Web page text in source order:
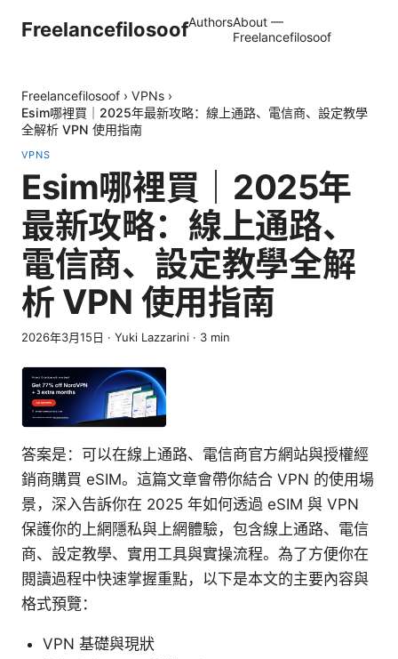
FreelancefilosoofAuthorsAbout —
Freelancefilosoof
Freelancefilosoof › VPNs ›
Esim哪裡買｜2025年最新攻略：線上通路、電信商、設定教學
全解析 VPN 使用指南
VPNS
Esim哪裡買｜2025年
最新攻略：線上通路、
電信商、設定教學全解
析 VPN 使用指南
2026年3月15日 · Yuki Lazzarini · 3 min
答案是：可以在線上通路、電信商官方網站與授權經
銷商購買 eSIM。這篇文章會帶你結合 VPN 的使用場
景，深入告訴你在 2025 年如何透過 eSIM 與 VPN
保護你的上網隱私與上網體驗，包含線上通路、電信
商、設定教學、實用工具與實操流程。為了方便你在
閱讀過程中快速掌握重點，以下是本文的主要內容與
格式預覽：
VPN 基礎與現狀